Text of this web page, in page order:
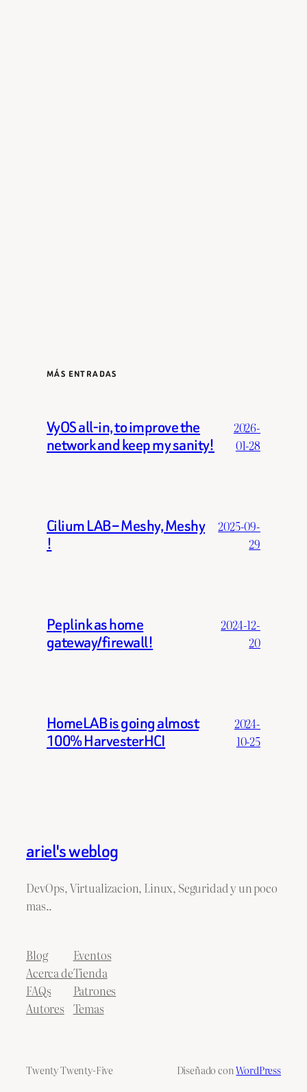
MÁS ENTRADAS
VyOS all-in, to improve the
network and keep my sanity!
2026-
01-28
Cilium LAB – Meshy, Meshy
!
2025-09-
29
Peplink as home
gateway/firewall!
2024-12-
20
HomeLAB is going almost
100% HarvesterHCI
2024-
10-25
ariel's weblog
DevOps, Virtualizacion, Linux, Seguridad y un poco
mas..
Blog
Acerca de
FAQs
Autores
Eventos
Tienda
Patrones
Temas
Twenty Twenty-Five Diseñado conWordPress